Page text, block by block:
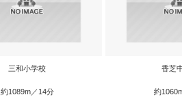
三和小学校
約1089m／14分
香芝
約